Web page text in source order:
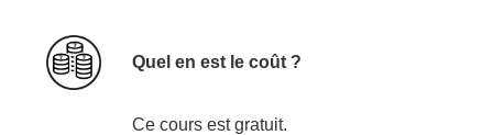
Quel en est le coût ?
Ce cours est gratuit.